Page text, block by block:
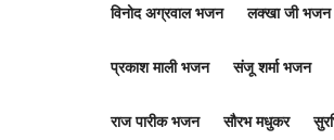
विनोद अग्रवाल भजन लक्खा जी भजन
प्रकाश माली भजन संजू शर्मा भजन
राज पारीक भजन सौरभ मधुकर